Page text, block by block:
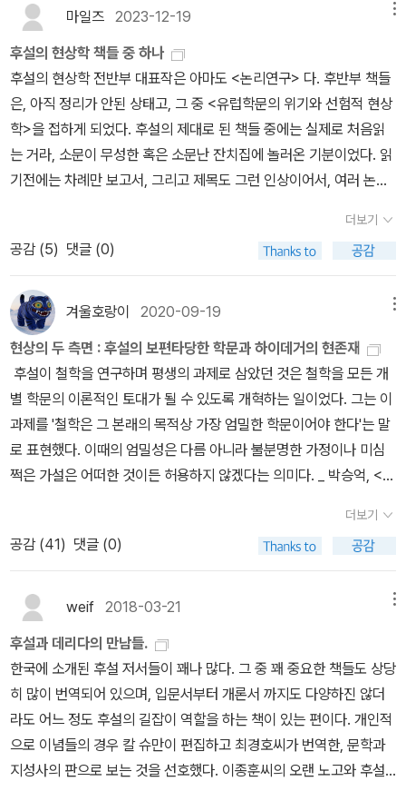
같은 해에 번역해 출간함으로써 상반된 관점에서 서로 다른 주제를
다룬 것으로 파악하는 뿌리 깊은 편견과 오랜 오해를 말끔히 씻어 낼
뿐 아니라 후설 현상학 전체의 참모습을 분명하게 제시할 수 있게 되
었다. ■ 순수논리학과 후설현상학의 서론, 『논리 연구』 1권 논리학에
대한 상반적 견해와 후설의 비판 논리학은 아리스토텔레스 이후 그
자체로 완결된 학문처럼 보였으나 근대 이후 논리학주의와 심리학주
의의 견해가 대립했다. 논리학주의는 논리학이 순수한 이론적 학문으
로서 심리학이나 형이상학에 독립된 분과라고 주장하고, 심리학주의
는 논리학이 심리학에 의존하는 분과라고 주장한다. 그러나 후설에
따르면, 논리학주의와 심리학주의는 서로 대립되는 것이 아니라 긴밀
학문을 통해 해명되어야 하며, 이론적 학문 역시 실천적 계기를 배제
하는 것이 결코 아니기 때문이다. 심리학주의는 이념적인 것(Ideale
s)과 실재적인 것(Reales), 그리고 이념적인 것이 실천적 계기로 변
형된 규범적인 것(Normales)의 근본적 차이를 혼동했다. 또한 심리
학주의에 따르면, 논리법칙이 심리-물리적인 실험을 반복해 일반화
한 발생적 경험법칙으로서 사유의 기능 또는 조건을 진술하는 법칙이
기 때문에 논리학은 심리학의 한 분과로 보고 있다. 그러나 후설에 따
르면 순수논리법칙은 그 대상이 현실적으로나 가능적으로 존재하는
필연성과 보편타당한 논리적 필연성은 결코 혼동될 수 없다. 제한된
경우들을 일반화하는 심리학의 경험법칙에는 항상 귀납법적 비약이
내포될 수밖에 없고 예외가 언제든지 가능한 개연적 근사치만 갖기
때문이다. 심리학주의의 인식론에는 ‘어떠한 진리도 없고, 어떠한 인
식도 없으며, 어떠한 인식의 정초도 없다.’라는 고르기아스의 회의주
의 전통에 따라 ‘개인이 모든 진리의 척도’라고 주장하는 개인적 상대
주의와, 모든 판단은 인간에 대해 참이기 때문에 진리의 척도를 인간
자체, 즉 인간의 종(種)에 두는 종적 상대주의가 있다. 그러나 개인적
상대주의의 주장은 ‘어떠한 진리도 없다, 라는 진리는 있다.’라는 명제
와 똑같은 진리치를 갖는 가설로서 자가당착이다. 그리고 종적 상대
주의의 주장도 모순율에 배치된다. 이처럼 심리학주의의 상대주의는
마일즈 2023-12-19
후설의 현상학 책들 중 하나
후설의 현상학 전반부 대표작은 아마도 <논리연구> 다. 후반부 책들
은, 아직 정리가 안된 상태고, 그 중 <유럽학문의 위기와 선험적 현상
학>을 접하게 되었다. 후설의 제대로 된 책들 중에는 실제로 처음읽
는 거라, 소문이 무성한 혹은 소문난 잔치집에 놀러온 기분이었다. 읽
기전에는 차례만 보고서, 그리고 제목도 그런 인상이어서, 여러 논문
하고 체계적인 한권의 책이었다. 부록들까지도 그 체계를 보조하는
역할을 충실히 수행한다.하이데거에대한 후설의 영향을 책으로 확인
하는 것도 즐겁다. 요새 넘치게 접하는 MBTI 는 원조가 융의 연구다.
MBTI 는 재미로 보는 성격검사 측면도 있지만, 그 기본토대는 융의
성격유형 연구다. 안타깝게 국내번역된 선집본에는 성격유형만 나열
되어있고, 성격유형을 연구하게된 계기나 과정, 실제 인물 적용은 자
세히 나와있지 않다. 영어로 번역된 전집에는 재밌는 내용들이 많다.
그 중 철학자들의 성격유형에 대해서 언급하는 대목에, 플라톤과 아
리스토텔레스를 대비해 설명한 부분이 있다. 이데아를 강조하는 플라
톤을 내향인으로, 그 이데아를 실제 세계에 적용하려는 아리스토텔레
스를 외향인으로 논증하는 부분이 엄청 흥미롭고 재미있었다. 그 둘
사이를 떠올리만큼 후설과 하이데거도 대비되면서 연결되는 면들이
많아 보여 흥미로웠다. 하이데거가 문제의식을 갖고 있는 적지않은
다.후설이 수학에서 커리어를 시작한데서 오는 논리적이면서 추상적
이고 초월적인 영역에 초점을 두는 반면, 하이데거는 후설이 시작한
영역을 자신의 관심인 '존재'로 펼쳐낸다.그리고 이 책의 주된 관심은,
이전 철학자들의 철학방식들을 충분히 검토하여, 초점을 객관주의와
과학에 한정하기보다는, 현상학의 탄생배경을 긴 호흡으로 밝히는데
있다. 경험론자, 합리론자, 데카르트, 칸트 들을 현상학의 탄생을 밝히
는 관점으로 충분히 들여다 본다.
더보기
공감 (5) 댓글 (0)
겨울호랑이 2020-09-19
현상의 두 측면 : 후설의 보편타당한 학문과 하이데거의 현존재
후설이 철학을 연구하며 평생의 과제로 삼았던 것은 철학을 모든 개
별 학문의 이론적인 토대가 될 수 있도록 개혁하는 일이었다. 그는 이
과제를 '철학은 그 본래의 목적상 가장 엄밀한 학문이어야 한다'는 말
로 표현했다. 이때의 엄밀성은 다름 아니라 불분명한 가정이나 미심
쩍은 가설은 어떠한 것이든 허용하지 않겠다는 의미다. _ 박승억, <후
보기에 종래의 철학은 존재를 늘 존재자처럼 다루었다. 바꾸어 말하
면, 이 세상의 모든 대상들은 다 존재자, 즉 '있는 것'들이다. 그런데 그
존재자들이 '있는 것'이기 위해서는 언제나 '존재', 즉 '있음'이 어떤 식
으로든 전제되어 있다. 그래서 전통적으로는 '존재'를 '존재자를 존재
재'를 '어떤 것'으로 보면, 그것은 다시 존재를 존재자처럼 보는 것은
결국 존재를 보이지 않게 만드는 접근 방식이었다. 이러한 사정을 그
는 '은폐'라는 이름으로 표현했다. _ 박승억, <후설 & 하이데거 : 현상
학, 철학의 위기를 돌파하라>, p31 현상학의 두 거장 에드문트 후설(
Edmund Husserl, 1859 ~ 1938)과 마르틴 하이데거(Martin Hei
degger, 1889 ~ 1976)의 사상을 다룬 <후설 & 하이데거 : 현상학,
더보기
공감 (41) 댓글 (0)
weif 2018-03-21
후설과 데리다의 만남들.
한국에 소개된 후설 저서들이 꽤나 많다. 그 중 꽤 중요한 책들도 상당
히 많이 번역되어 있으며, 입문서부터 개론서 까지도 다양하진 않더
라도 어느 정도 후설의 길잡이 역할을 하는 책이 있는 편이다. 개인적
으로 이념들의 경우 칼 슈만이 편집하고 최경호씨가 번역한, 문학과
지성사의 판으로 보는 것을 선호했다. 이종훈씨의 오랜 노고와 후설